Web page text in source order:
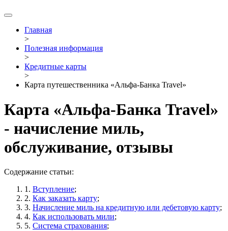
Главная
>
Полезная информация
>
Кредитные карты
>
Карта путешественника «Альфа-Банка Travel»
Карта «Альфа-Банка Travel»
- начисление миль,
обслуживание, отзывы
Содержание статьи:
1. Вступление;
2. Как заказать карту;
3. Начисление миль на кредитную или дебетовую карту;
4. Как использовать мили;
5. Система страхования;